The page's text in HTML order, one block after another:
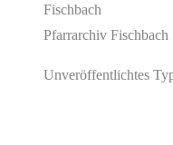
Fischbach
Pfarrarchiv Fischbach
Unveröffentlichtes